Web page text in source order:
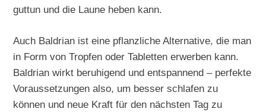
guttun und die Laune heben kann.
Auch Baldrian ist eine pflanzliche Alternative, die man
in Form von Tropfen oder Tabletten erwerben kann.
Baldrian wirkt beruhigend und entspannend – perfekte
Voraussetzungen also, um besser schlafen zu
können und neue Kraft für den nächsten Tag zu